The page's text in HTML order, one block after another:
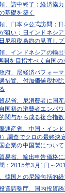
、訪中終了；経済協
基礎を築く
、日本を公式訪問；
狙い；日インドネシ
尼租税条約の見直し
、インドネシアの輸
開を目指すべく自国
府、尼経済パフォー
措置、付加価値税控
易省、尼消費者に国
国初の消費者エンパ
関与から成る複合指
通産省、中国・イン
）調査でクロの最終
企業の中国製につい
易省、輸出申告価格
：2015年3月1日～
韓国との尼韓包括的
資調整庁、国内投資